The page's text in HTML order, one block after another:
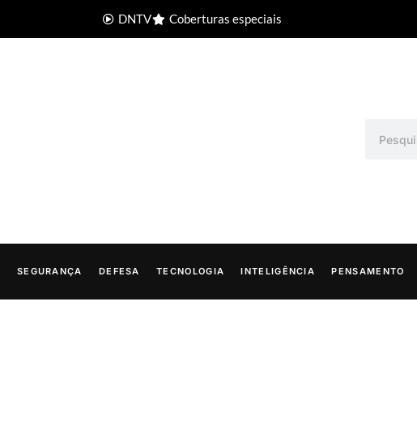
DNTV Coberturas especiais
SEGURANÇA DEFESA TECNOLOGIA INTELIGÊNCIA PENSAMENTO